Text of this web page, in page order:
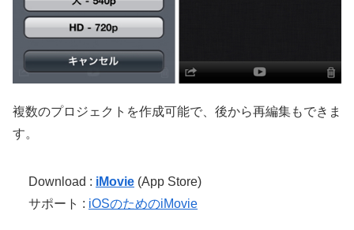
複数のプロジェクトを作成可能で、後から再編集もできま
す。
Download : iMovie (App Store)
サポート : iOSのためのiMovie